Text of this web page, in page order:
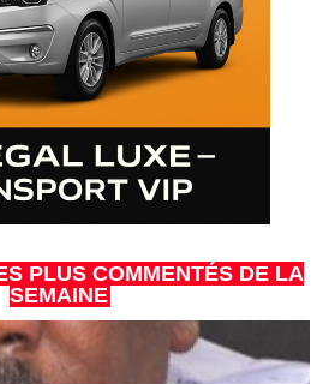
PLUS COMMENTÉS DE LA
SEMAINE